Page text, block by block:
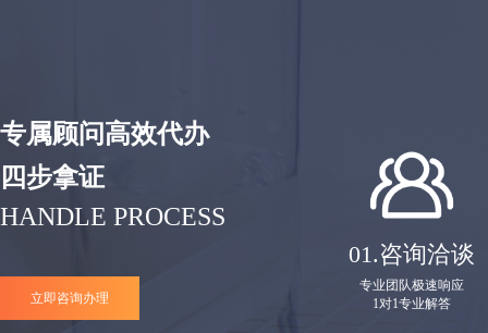
专属顾问高效代办
四步拿证
HANDLE PROCESS
立即咨询办理
01.咨询洽谈
专业团队极速响应
1对1专业解答